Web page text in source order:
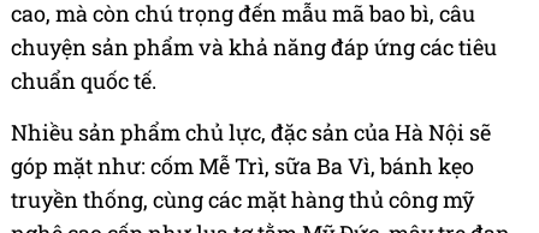
cao, mà còn chú trọng đến mẫu mã bao bì, câu
chuyện sản phẩm và khả năng đáp ứng các tiêu
chuẩn quốc tế.
Nhiều sản phẩm chủ lực, đặc sản của Hà Nội sẽ
góp mặt như: cốm Mễ Trì, sữa Ba Vì, bánh kẹo
truyền thống, cùng các mặt hàng thủ công mỹ